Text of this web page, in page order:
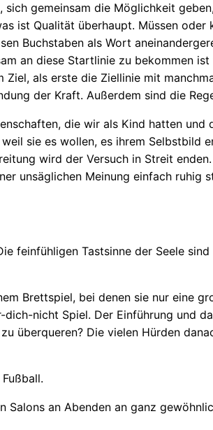
gemeinsam die Möglichkeit
ist Qualität überhaupt. Müssen
Buchstaben als Wort
an diese Startlinie zu bekommen
als erste die Ziellinie mit
der Kraft. Außerdem sind die
die wir als Kind hatten und
sie es wollen, es ihrem Selbstbild
wird der Versuch in Streit
unsäglichen Meinung einfach ruhig
feinfühligen Tastsinne der Seele
Brettspiel, bei denen sie nur eine
nicht Spiel. Der Einführung und
überqueren? Die vielen Hürden
an Abenden an ganz